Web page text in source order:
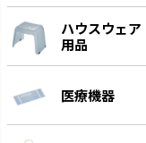
ハウスウェア
用品
医療機器